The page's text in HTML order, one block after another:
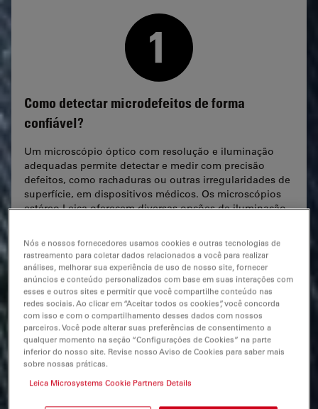
Como detectar microdefeitos de forma
confiável?
Um microscópio óptico com resolução e iluminação
adequadas permite detectar e medir com precisão
defeitos, como rachaduras ou outras irregularidades de
superfície, em dispositivos médicos. Os microscópios
estéreo Leica oferecem diversas opções de iluminação
usuários conseguem visualizar detalhes importantes da
amostra com uma perspectiva 3D ideal.
Nós e nossos fornecedores usamos cookies e outras tecnologias de
rastreamento para coletar dados relacionados a você para realizar
análises, melhorar sua experiência de uso de nosso site, fornecer
anúncios e conteúdo personalizados com base em suas interações com
esses e outros sites e permitir que você compartilhe conteúdo nas
redes sociais. Ao clicar em “Aceitar todos os cookies”, você concorda
com isso e com o compartilhamento desses dados com nossos
parceiros. Você pode alterar suas preferências de consentimento a
qualquer momento na seção “Configurações de Cookies” na parte
inferior do nosso site. Revise nosso Aviso de Cookies para saber mais
sobre nossas práticas.
Leica Microsystems Cookie Partners Details